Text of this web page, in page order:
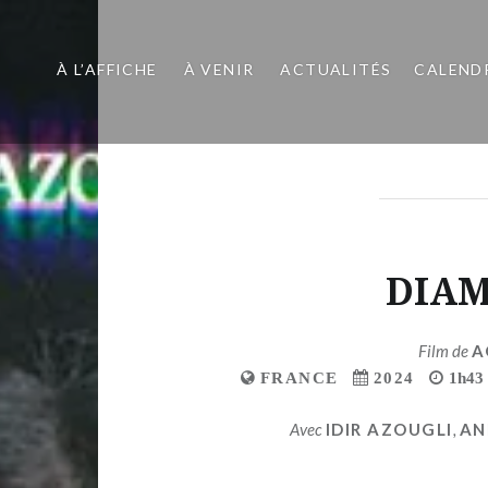
À L’AFFICHE À VENIR ACTUALITÉS
Film de
FRANCE 2024 1h43
Avec IDIR AZOUGLI